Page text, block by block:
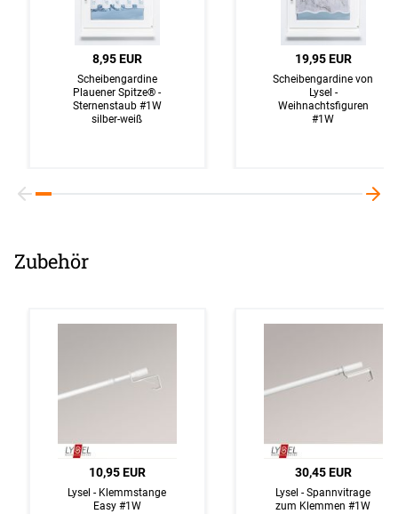
8,95 EUR
Scheibengardine
Plauener Spitze® -
Sternenstaub #1W
silber-weiß
19,95 EUR
Scheibengardine von
Lysel -
Weihnachtsfiguren
#1W
Zubehör
10,95 EUR
Lysel - Klemmstange
Easy #1W
30,45 EUR
Lysel - Spannvitrage
zum Klemmen #1W